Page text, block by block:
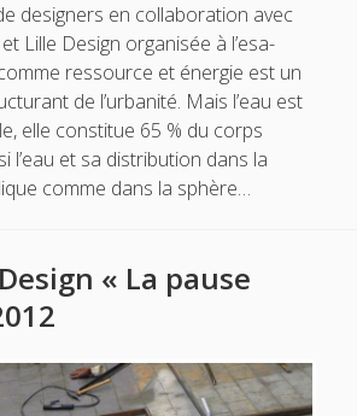
designers en collaboration avec
Lille Design organisée à l’esa-
ressource et énergie est un
de l’urbanité. Mais l’eau est
elle constitue 65 % du corps
l’eau et sa distribution dans la
comme dans la sphère…
« La pause